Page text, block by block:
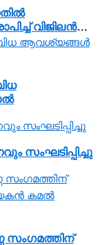
വിജിലൻസ്
പഞ്ചായത്ത്
സംഘടിപ്പിച്ചു
സംഗമത്തിന്